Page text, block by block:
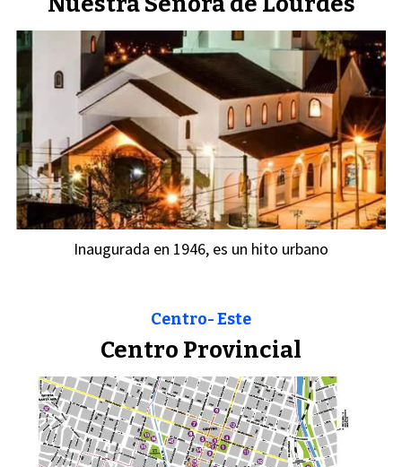
Inaugurada en 1946, es un hito urbano
Centro Provincial
Centro- Este